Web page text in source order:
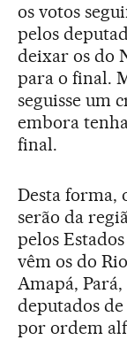
os votos
pelos
deixar os do
para o final.
seguisse um
embora
final.
Desta forma,
serão da
pelos
vêm os do
Amapá,
deputados
por ordem